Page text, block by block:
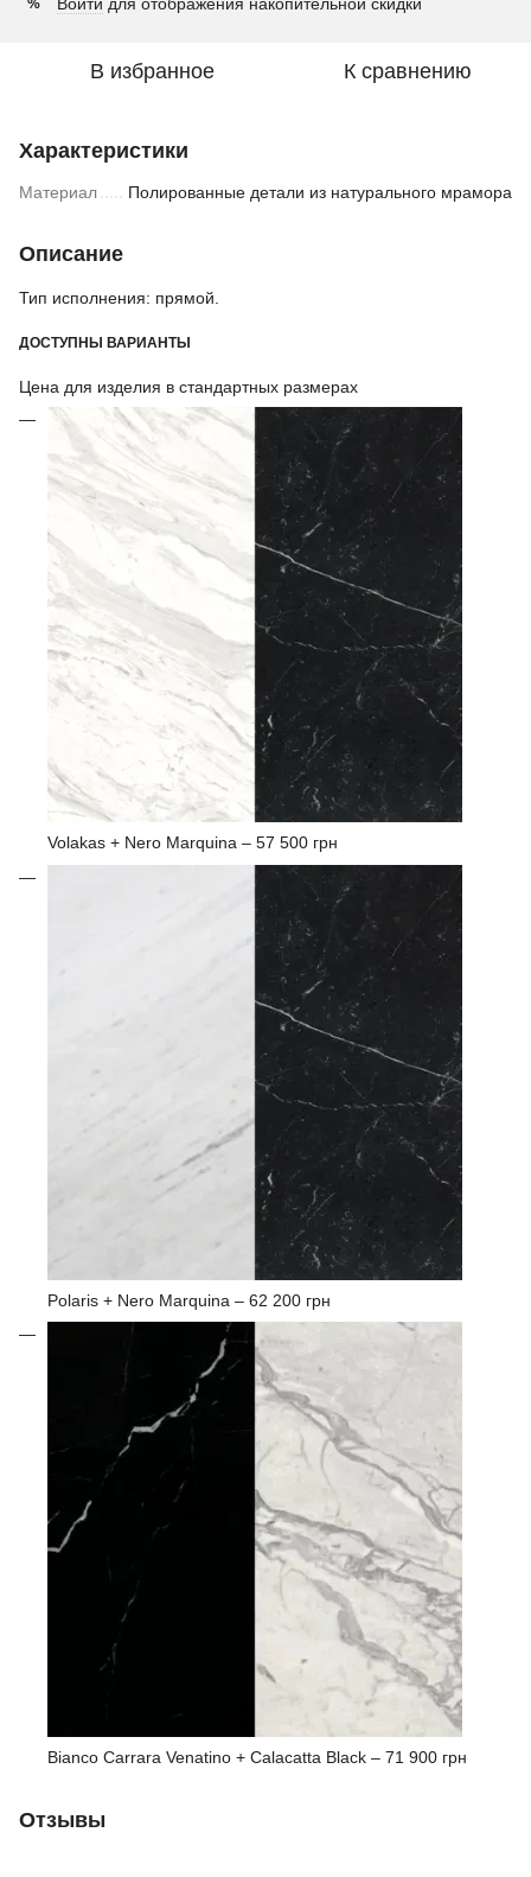
% Войти для отображения накопительной скидки
В избранное К сравнению
Характеристики
Материал Полированные детали из натурального мрамора
Описание
Тип исполнения: прямой.
ДОСТУПНЫ ВАРИАНТЫ
Цена для изделия в стандартных размерах
Volakas + Nero Marquina – 57 500 грн
Polaris + Nero Marquina – 62 200 грн
Bianco Carrara Venatino + Calacatta Black – 71 900 грн
Отзывы